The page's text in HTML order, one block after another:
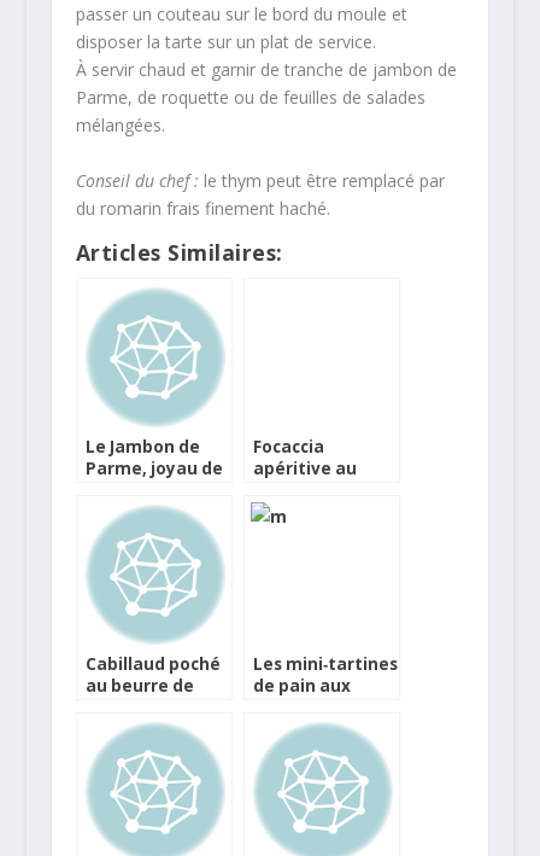
passer un couteau sur le bord du moule et
disposer la tarte sur un plat de service.
À servir chaud et garnir de tranche de jambon de
Parme, de roquette ou de feuilles de salades
mélangées.
Conseil du chef : le thym peut être remplacé par
du romarin frais finement haché.
Articles Similaires:
Le Jambon de
Parme, joyau de
italienne
Focaccia
apéritive au
Parme, brocoli
Cabillaud poché
au beurre de
Jambon de
Parme, salsifis et
shiitakés rôtis,
condiment au
Jambon de
Parme
Les mini‐tartines
de pain aux
noisettes et foie
gras sur lit de
figues rôties